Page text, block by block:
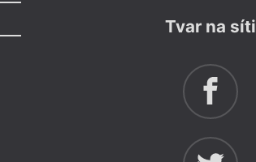
Tvar na síti